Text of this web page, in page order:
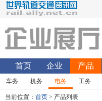
首页 企业 产品
车务 机务 电务 工务
当前位置： 首页 > 产品列表